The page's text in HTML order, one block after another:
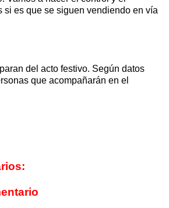
si es que se siguen vendiendo en vía
del acto festivo. Según datos
que acompañarán en el